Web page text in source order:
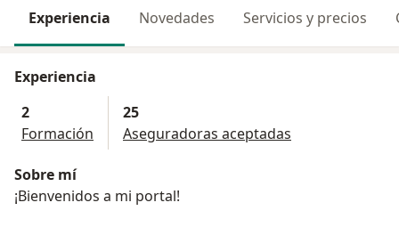
Experiencia Novedades Servicios y precios
Experiencia
2
Formación
25
Aseguradoras aceptadas
Sobre mí
¡Bienvenidos a mi portal!